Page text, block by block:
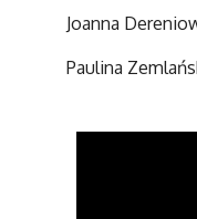
Joanna
Paulina